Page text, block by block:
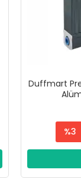
Duffmart
%3